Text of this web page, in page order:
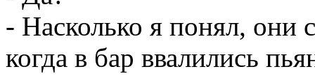
- Насколько я понял, они
когда в бар ввалились